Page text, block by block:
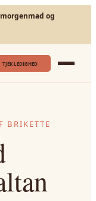
og
TJEK LEDIGHED
BRIKETTE